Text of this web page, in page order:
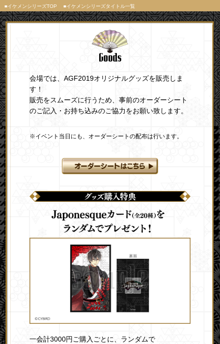
■イケメンシリーズTOP ■イケメンシリーズタイトル一覧
会場では、AGF2019オリジナルグッズを販売しま
す！
販売をスムーズに行うため、事前のオーダーシート
のご記入・お持ち込みのご協力をお願い致します。
※イベント当日にも、オーダーシートの配布は行います。
一会計3000円ご購入ごとに、ランダムで